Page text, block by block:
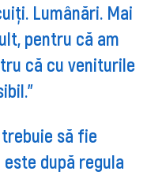
Lumânări. Mai
pentru că am
că cu veniturile
să fie
după regula